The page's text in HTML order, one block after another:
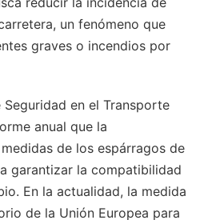
un fenómeno que
graves o incendios por
en el Transporte
anual que la
de los espárragos de
garantizar la compatibilidad
En la actualidad, la medida
de la Unión Europea para